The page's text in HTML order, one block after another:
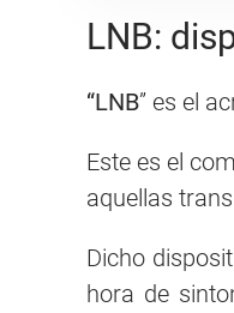
LNB:
“LNB” es el
Este es el
aquellas
Dicho
hora de